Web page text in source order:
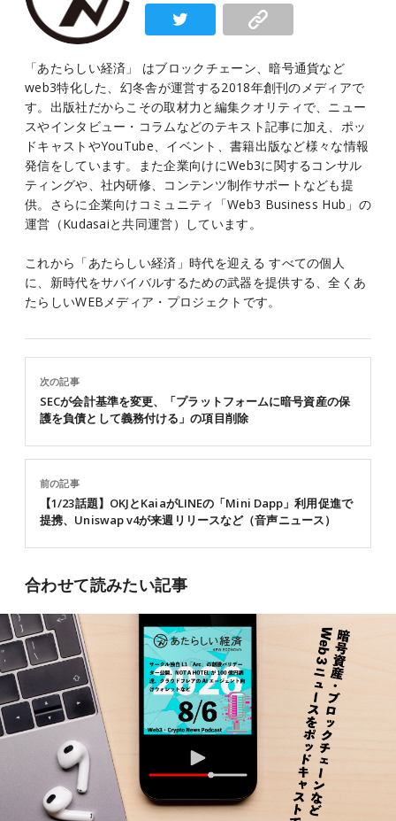
「あたらしい経済」 はブロックチェーン、暗号通貨など
web3特化した、幻冬舎が運営する2018年創刊のメディアで
す。出版社だからこその取材力と編集クオリティで、ニュー
スやインタビュー・コラムなどのテキスト記事に加え、ポッ
ドキャストやYouTube、イベント、書籍出版など様々な情報
発信をしています。また企業向けにWeb3に関するコンサル
ティングや、社内研修、コンテンツ制作サポートなども提
供。さらに企業向けコミュニティ「Web3 Business Hub」の
運営（Kudasaiと共同運営）しています。
これから「あたらしい経済」時代を迎える すべての個人
に、新時代をサバイバルするための武器を提供する、全くあ
たらしいWEBメディア・プロジェクトです。
前の記事
【1/23話題】OKJとKaiaがLINEの「Mini Dapp」利用促進で
提携、Uniswap v4が来週リリースなど（音声ニュース）
次の記事
SECが会計基準を変更、「プラットフォームに暗号資産の保
護を負債として義務付ける」の項目削除
合わせて読みたい記事